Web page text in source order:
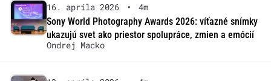
16. apríla 2026 •
4m
Sony World Photography Awards 2026: víťazné snímky
ukazujú svet ako priestor spolupráce, zmien a emócií
Ondrej Macko